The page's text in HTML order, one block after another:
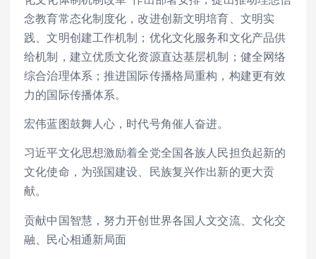
念教育常态化制度化，改进创新文明培育、文明实
践、文明创建工作机制；优化文化服务和文化产品供
给机制，建立优质文化资源直达基层机制；健全网络
综合治理体系；推进国际传播格局重构，构建更有效
力的国际传播体系。
宏伟蓝图鼓舞人心，时代号角催人奋进。
习近平文化思想激励着全党全国各族人民担负起新的
文化使命，为强国建设、民族复兴作出新的更大贡
献。
贡献中国智慧，努力开创世界各国人文交流、文化交
融、民心相通新局面